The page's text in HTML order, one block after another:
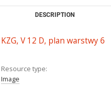
DESCRIPTION
KZG, V 12 D, plan warstwy 6
Resource type:
Image